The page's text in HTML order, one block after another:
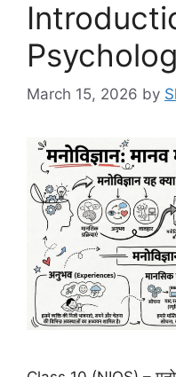
March 15, 2026 by